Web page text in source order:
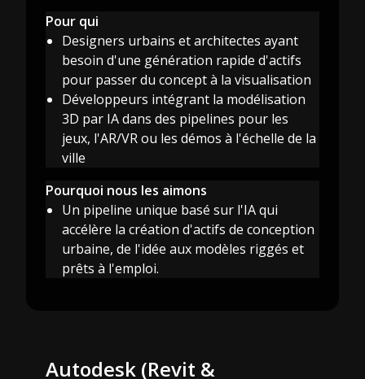
Pour qui
Designers urbains et architectes ayant
besoin d'une génération rapide d'actifs
pour passer du concept à la visualisation
Développeurs intégrant la modélisation
3D par IA dans des pipelines pour les
jeux, l'AR/VR ou les démos à l'échelle de la
ville
Pourquoi nous les aimons
Un pipeline unique basé sur l'IA qui
accélère la création d'actifs de conception
urbaine, de l'idée aux modèles riggés et
prêts à l'emploi.
Autodesk (Revit &